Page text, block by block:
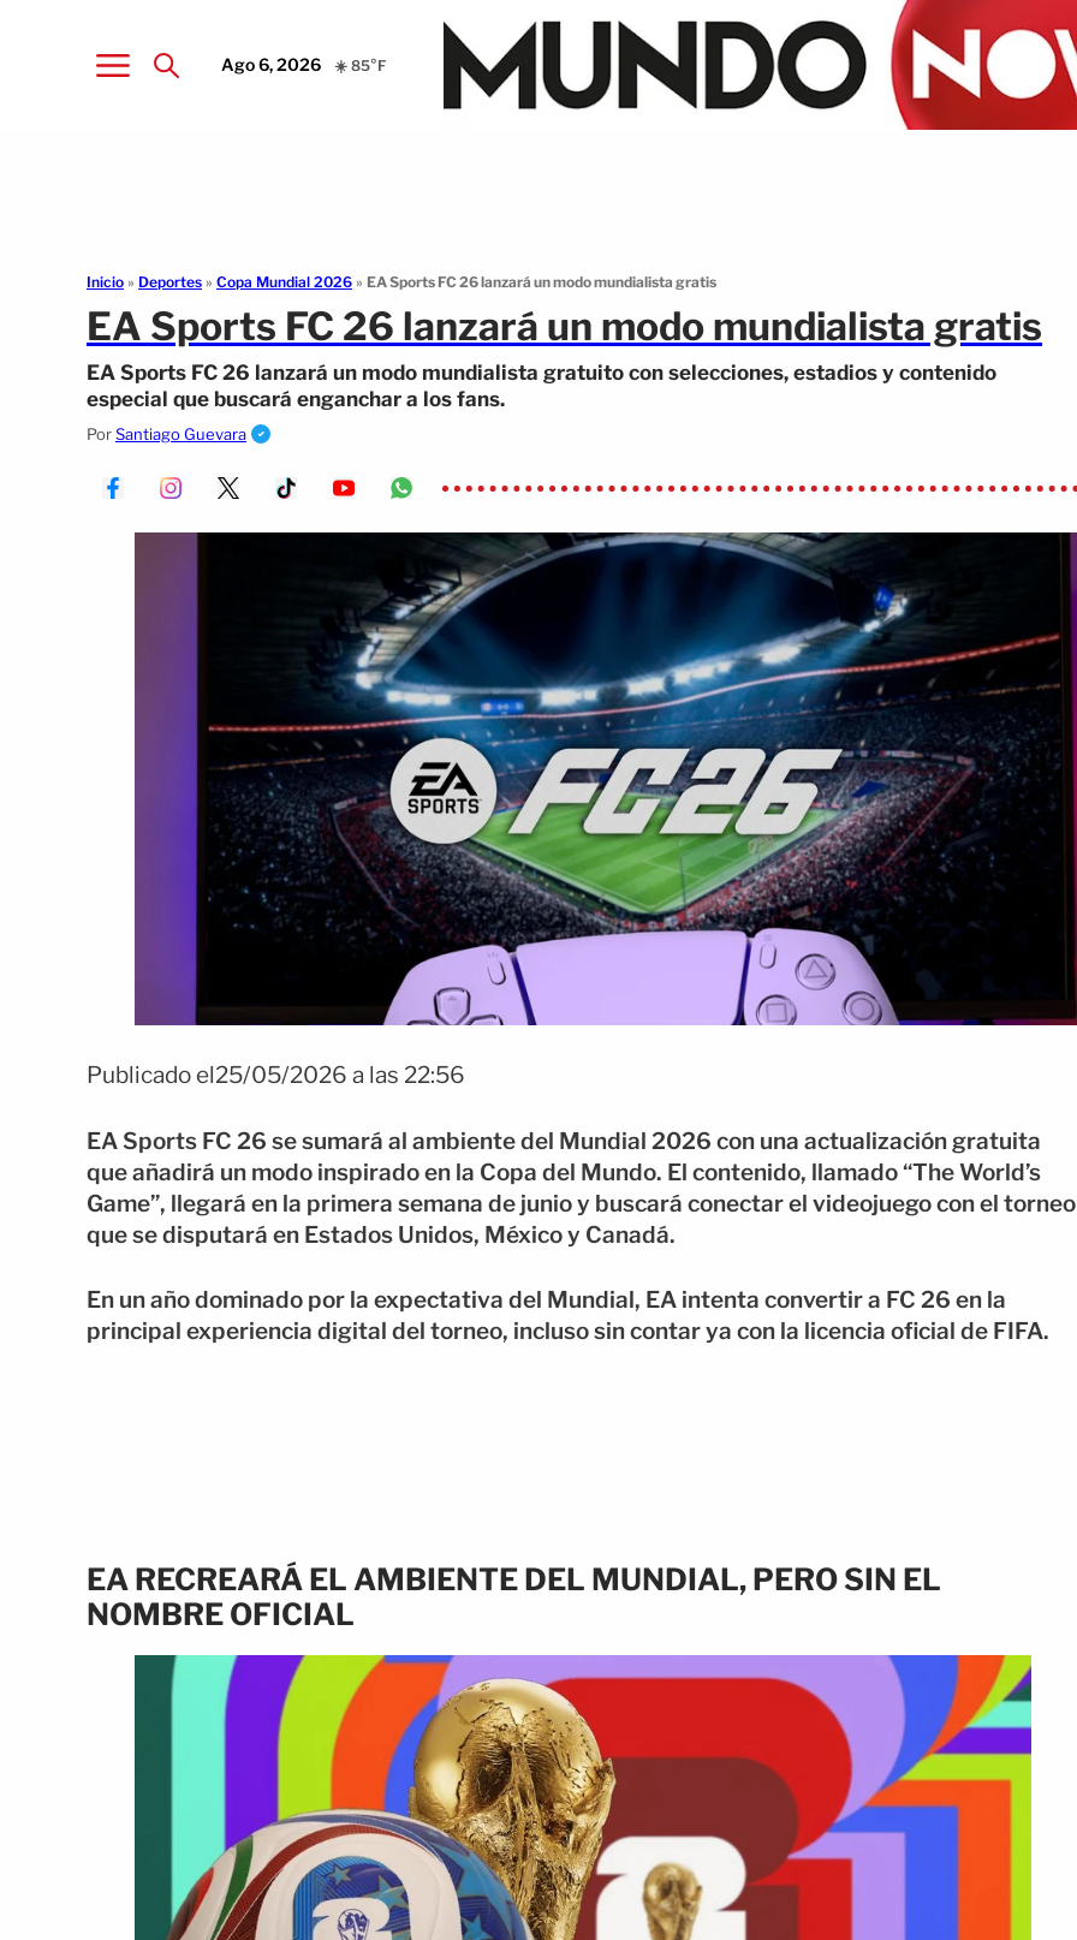
Ago 6, 2026 ☀️ 85°F
Inicio » Deportes » Copa Mundial 2026 » EA Sports FC 26 lanzará un modo mundialista gratis
EA Sports FC 26 lanzará un modo mundialista gratis
EA Sports FC 26 lanzará un modo mundialista gratuito con selecciones, estadios y contenido
especial que buscará enganchar a los fans.
PorSantiago Guevara
Publicado el25/05/2026 a las 22:56
EA Sports FC 26 se sumará al ambiente del Mundial 2026 con una actualización gratuita
que añadirá un modo inspirado en la Copa del Mundo. El contenido, llamado “The World’s
Game”, llegará en la primera semana de junio y buscará conectar el videojuego con el torneo
que se disputará en Estados Unidos, México y Canadá.
En un año dominado por la expectativa del Mundial, EA intenta convertir a FC 26 en la
principal experiencia digital del torneo, incluso sin contar ya con la licencia oficial de FIFA.
EA RECREARÁ EL AMBIENTE DEL MUNDIAL, PERO SIN EL
NOMBRE OFICIAL